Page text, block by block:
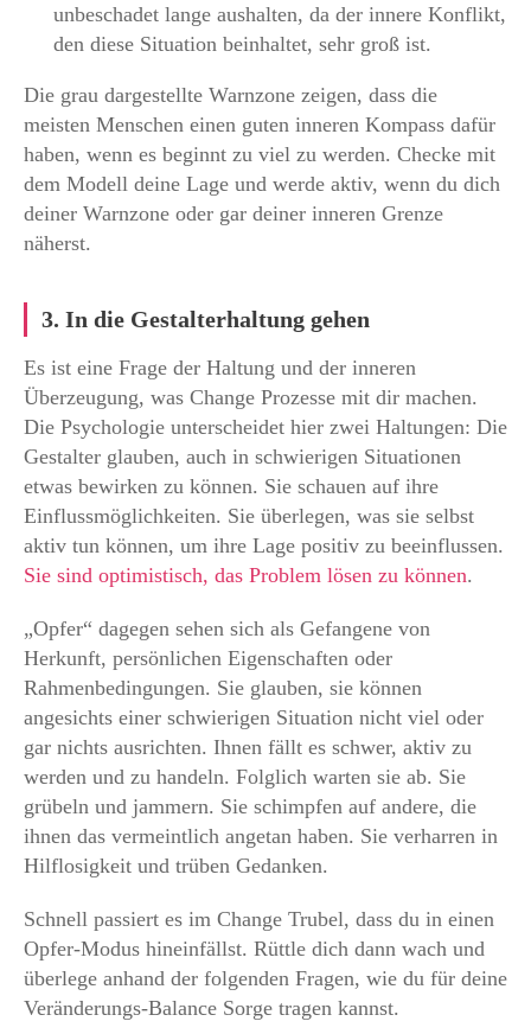
unbeschadet lange aushalten, da der innere Konflikt,
den diese Situation beinhaltet, sehr groß ist.
Die grau dargestellte Warnzone zeigen, dass die
meisten Menschen einen guten inneren Kompass dafür
haben, wenn es beginnt zu viel zu werden. Checke mit
dem Modell deine Lage und werde aktiv, wenn du dich
deiner Warnzone oder gar deiner inneren Grenze
näherst.
3. In die Gestalterhaltung gehen
Es ist eine Frage der Haltung und der inneren
Überzeugung, was Change Prozesse mit dir machen.
Die Psychologie unterscheidet hier zwei Haltungen: Die
Gestalter glauben, auch in schwierigen Situationen
etwas bewirken zu können. Sie schauen auf ihre
Einflussmöglichkeiten. Sie überlegen, was sie selbst
aktiv tun können, um ihre Lage positiv zu beeinflussen.
Sie sind optimistisch, das Problem lösen zu können.
„Opfer“ dagegen sehen sich als Gefangene von
Herkunft, persönlichen Eigenschaften oder
Rahmenbedingungen. Sie glauben, sie können
angesichts einer schwierigen Situation nicht viel oder
gar nichts ausrichten. Ihnen fällt es schwer, aktiv zu
werden und zu handeln. Folglich warten sie ab. Sie
grübeln und jammern. Sie schimpfen auf andere, die
ihnen das vermeintlich angetan haben. Sie verharren in
Hilflosigkeit und trüben Gedanken.
Schnell passiert es im Change Trubel, dass du in einen
Opfer-Modus hineinfällst. Rüttle dich dann wach und
überlege anhand der folgenden Fragen, wie du für deine
Veränderungs-Balance Sorge tragen kannst.